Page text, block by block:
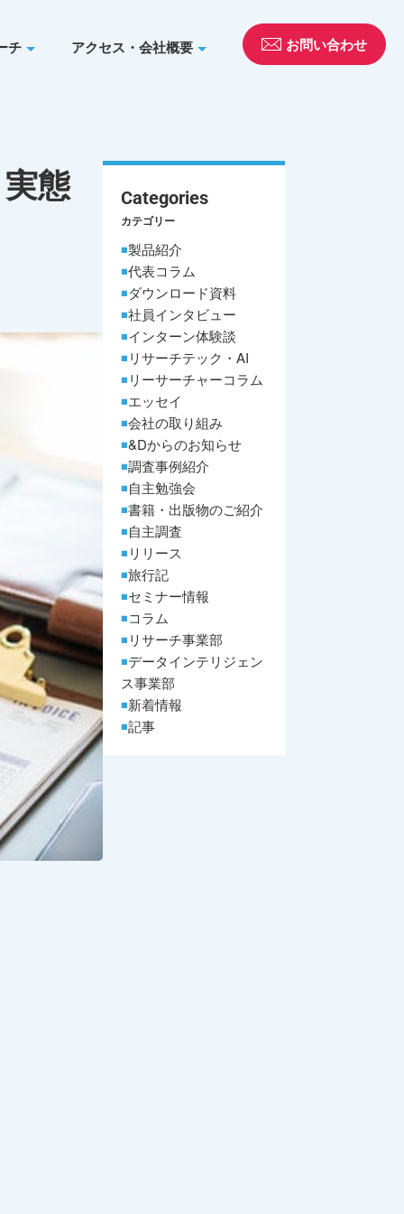
チ アクセス・会社概要 お問い合わせ
態
Categories
カテゴリー
製品紹介
代表コラム
ダウンロード資料
社員インタビュー
インターン体験談
リサーチテック・AI
リーサーチャーコラム
エッセイ
会社の取り組み
&Dからのお知らせ
調査事例紹介
自主勉強会
書籍・出版物のご紹介
自主調査
リリース
旅行記
セミナー情報
コラム
リサーチ事業部
データインテリジェン
ス事業部
新着情報
記事